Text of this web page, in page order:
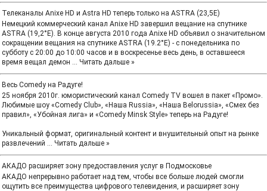
Телеканалы Anixe HD и Astra HD теперь только на ASTRA (23,5E)
Немецкий коммерческий канал Anixе HD завершил вещание на спутнике
ASTRA (19,2°E). В конце августа 2010 года Anixе HD объявил о значительном
сокращении вещания на спутнике ASTRA (19.2°E) - с понедельника по
субботу с 20:00 до 10:00 часов и в воскресенье весь день, в оставшееся
время вещал демон ... Читать дальше »
Весь Comedy на Радуге!
25 ноября 2010г. юмористический канал Comedy TV вошел в пакет «Промо».
Любимые шоу «Comedy Club», «Наша Russia», «Наша Belorussia», «Смех без
правил», «Убойная лига» и «Comedy Minsk Style» теперь на Радуге!
Уникальный формат, оригинальный контент и внушительный опыт на рынке
развлечений ... Читать дальше »
АКАДО расширяет зону предоставления услуг в Подмосковье
АКАДО непрерывно работает над тем, чтобы все больше людей смогли
ощутить все преимущества цифрового телевидения, и расширяет зону